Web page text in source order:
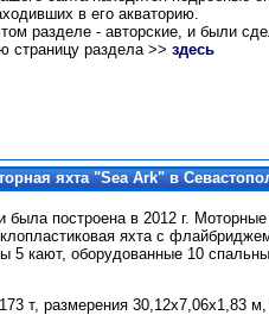
в его акваторию.
разделе - авторские, и были
страницу раздела >> здесь
яхта "Sea Ark" в
была построена в 2012 г.
яхта с
5 кают, оборудованные 10
т, размерения 30,12х7,06х1,83